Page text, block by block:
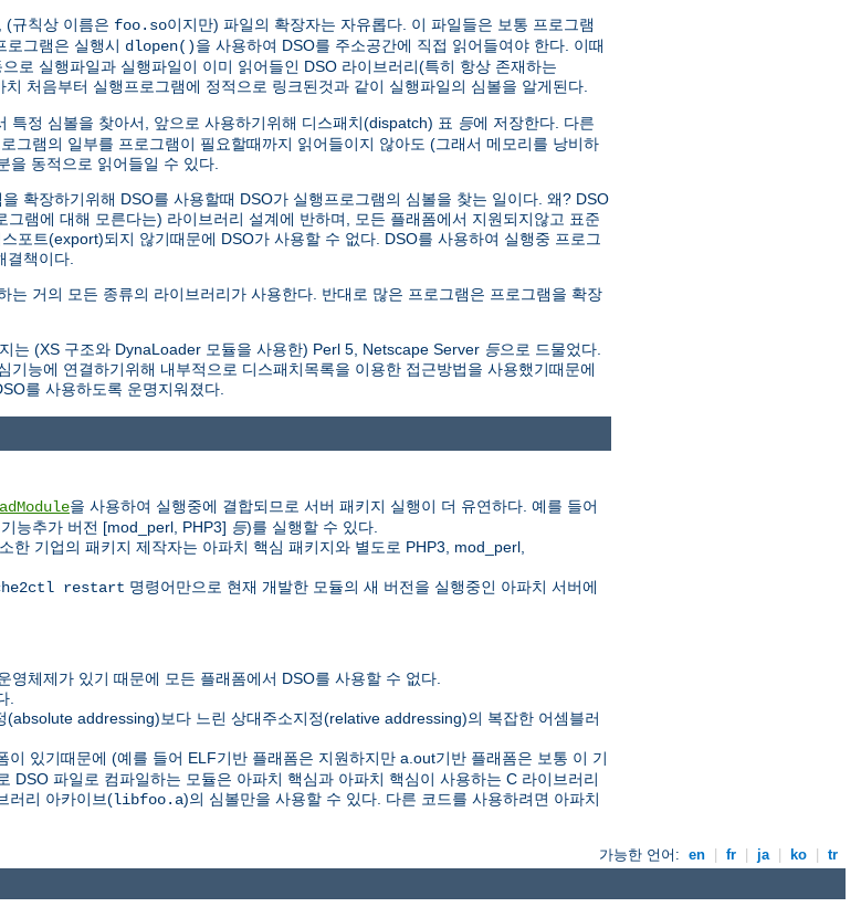
(규칙상 이름은 foo.so이지만) 파일의 확장자는 자유롭다. 이 파일들은 보통 프로그램
로그램은 실행시 dlopen()을 사용하여 DSO를 주소공간에 직접 읽어들여야 한다. 이때
로 실행파일과 실행파일이 이미 읽어들인 DSO 라이브러리(특히 항상 존재하는
처음부터 실행프로그램에 정적으로 링크된것과 같이 실행파일의 심볼을 알게된다.
특정 심볼을 찾아서, 앞으로 사용하기위해 디스패치(dispatch) 표 등에 저장한다. 다른
그램의 일부를 프로그램이 필요할때까지 읽어들이지 않아도 (그래서 메모리를 낭비하
을 동적으로 읽어들일 수 있다.
확장하기위해 DSO를 사용할때 DSO가 실행프로그램의 심볼을 찾는 일이다. 왜? DSO
램에 대해 모른다는) 라이브러리 설계에 반하며, 모든 플래폼에서 지원되지않고 표준
트(export)되지 않기때문에 DSO가 사용할 수 없다. DSO를 사용하여 실행중 프로그
결책이다.
거의 모든 종류의 라이브러리가 사용한다. 반대로 많은 프로그램은 프로그램을 확장
는 (XS 구조와 DynaLoader 모듈을 사용한) Perl 5, Netscape Server 등으로 드물었다.
능에 연결하기위해 내부적으로 디스패치목록을 이용한 접근방법을 사용했기때문에
를 사용하도록 운명지워졌다.
을 사용하여 실행중에 결합되므로 서버 패키지 실행이 더 유연하다. 예를 들어
능추가 버전 [mod_perl, PHP3] 등)를 실행할 수 있다.
기업의 패키지 제작자는 아파치 핵심 패키지와 별도로 PHP3, mod_perl,
restart 명령어만으로 현재 개발한 모듈의 새 버전을 실행중인 아파치 서버에
체제가 있기 때문에 모든 플래폼에서 DSO를 사용할 수 없다.
.
addressing)보다 느린 상대주소지정(relative addressing)의 복잡한 어셈블러
이 있기때문에 (예를 들어 ELF기반 플래폼은 지원하지만 a.out기반 플래폼은 보통 이 기
파일로 컴파일하는 모듈은 아파치 핵심과 아파치 핵심이 사용하는 C 라이브러리
러리 아카이브(libfoo.a)의 심볼만을 사용할 수 있다. 다른 코드를 사용하려면 아파치
가능한 언어: en fr ja ko tr